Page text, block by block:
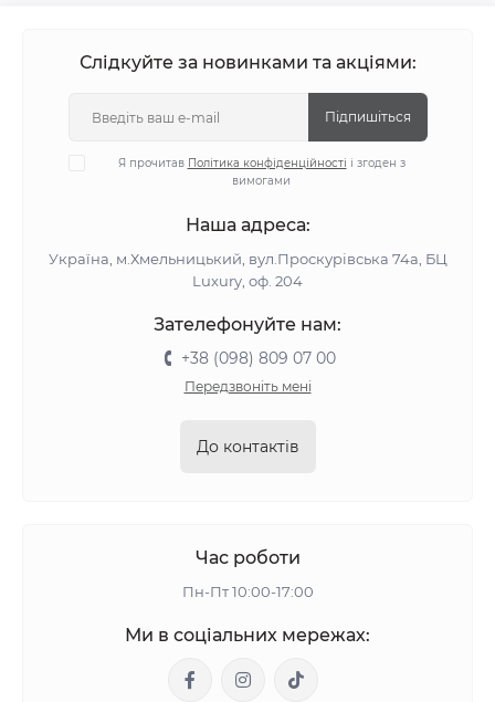
Слідкуйте за новинками та акціями:
Підпишіться
Я прочитав Політика конфіденційності і згоден з
вимогами
Наша адреса:
Україна, м.Хмельницький, вул.Проскурівська 74а, БЦ
Luxury, оф. 204
Зателефонуйте нам:
+38 (098) 809 07 00
Передзвоніть мені
До контактів
Час роботи
Пн-Пт 10:00-17:00
Ми в соціальних мережах: